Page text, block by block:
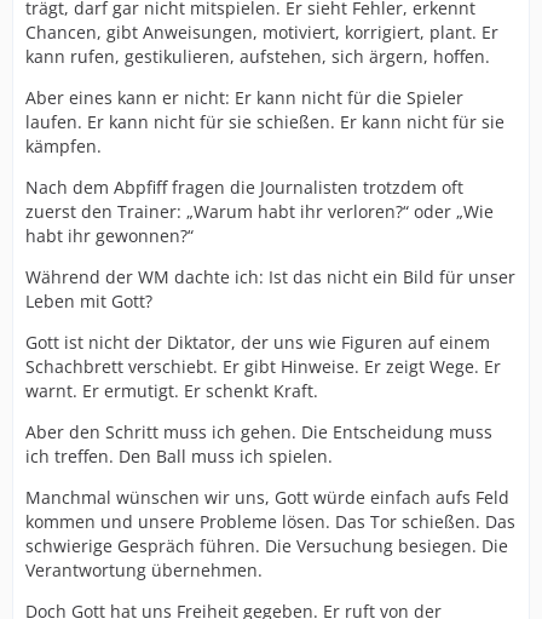
trägt, darf gar nicht mitspielen. Er sieht Fehler, erkennt
Chancen, gibt Anweisungen, motiviert, korrigiert, plant. Er
kann rufen, gestikulieren, aufstehen, sich ärgern, hoffen.
Aber eines kann er nicht: Er kann nicht für die Spieler
laufen. Er kann nicht für sie schießen. Er kann nicht für sie
kämpfen.
Nach dem Abpfiff fragen die Journalisten trotzdem oft
zuerst den Trainer: „Warum habt ihr verloren?“ oder „Wie
habt ihr gewonnen?“
Während der WM dachte ich: Ist das nicht ein Bild für unser
Leben mit Gott?
Gott ist nicht der Diktator, der uns wie Figuren auf einem
Schachbrett verschiebt. Er gibt Hinweise. Er zeigt Wege. Er
warnt. Er ermutigt. Er schenkt Kraft.
Aber den Schritt muss ich gehen. Die Entscheidung muss
ich treffen. Den Ball muss ich spielen.
Manchmal wünschen wir uns, Gott würde einfach aufs Feld
kommen und unsere Probleme lösen. Das Tor schießen. Das
schwierige Gespräch führen. Die Versuchung besiegen. Die
Verantwortung übernehmen.
Doch Gott hat uns Freiheit gegeben. Er ruft von der